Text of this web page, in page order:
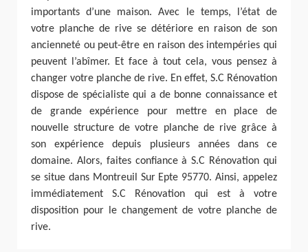
importants d’une maison. Avec le temps, l’état de
votre planche de rive se détériore en raison de son
ancienneté ou peut-être en raison des intempéries qui
peuvent l’abîmer. Et face à tout cela, vous pensez à
changer votre planche de rive. En effet, S.C Rénovation
dispose de spécialiste qui a de bonne connaissance et
de grande expérience pour mettre en place de
nouvelle structure de votre planche de rive grâce à
son expérience depuis plusieurs années dans ce
domaine. Alors, faites confiance à S.C Rénovation qui
se situe dans Montreuil Sur Epte 95770. Ainsi, appelez
immédiatement S.C Rénovation qui est à votre
disposition pour le changement de votre planche de
rive.